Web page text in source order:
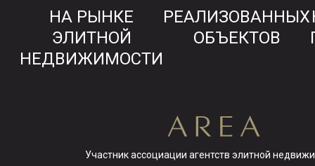
НА РЫНКЕ
ЭЛИТНОЙ
НЕДВИЖИМОСТИ
РЕАЛИЗОВАННЫХ
ОБЪЕКТОВ
Участник ассоциации агентств элитной